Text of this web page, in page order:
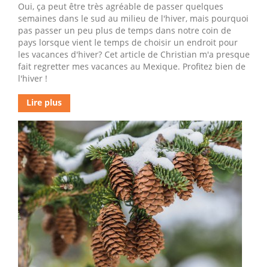
Oui, ça peut être très agréable de passer quelques
semaines dans le sud au milieu de l'hiver, mais pourquoi
pas passer un peu plus de temps dans notre coin de
pays lorsque vient le temps de choisir un endroit pour
les vacances d'hiver? Cet article de Christian m'a presque
fait regretter mes vacances au Mexique. Profitez bien de
l'hiver !
Lire plus